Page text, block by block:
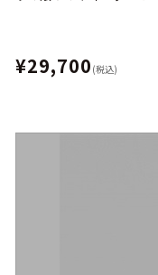
¥29,700 (税込)